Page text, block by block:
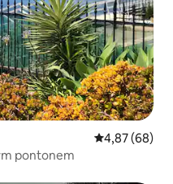
Średnia
4,87 (68)
pontonem